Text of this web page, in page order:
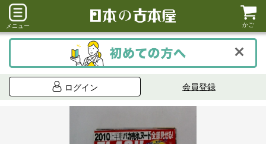
メニュー かご
ログイン 会員登録